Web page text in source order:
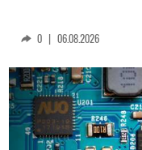
0 | 06.08.2026